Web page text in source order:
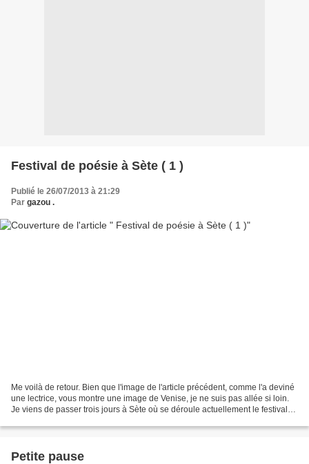
Festival de poésie à Sète ( 1 )
Publié le 26/07/2013 à 21:29
Par gazou .
Me voilà de retour. Bien que l'image de l'article précédent, comme l'a deviné
une lectrice, vous montre une image de Venise, je ne suis pas allée si loin.
Je viens de passer trois jours à Sète où se déroule actuellement le festival
Petite pause